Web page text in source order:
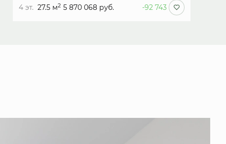
4 эт. 27.5 м2 5 870 068 руб. -92 743